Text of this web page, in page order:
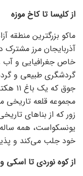
از کلیسا تا کاخ موزه
ماکو بزرگترین منطقه
آذربایجان مرز مشترک
خاص جغرافیایی و آب و
گردشگری طبیعی و
جوق
مجموعه قلعه تاریخی
زور که از بنا‌های
یونسکواست، همه
خود جلب می‌کند و
از کوه نوردی تا اسکی